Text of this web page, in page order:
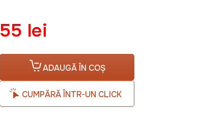
55 lei
ADAUGĂ ÎN COȘ
CUMPĂRĂ ÎNTR-UN CLICK